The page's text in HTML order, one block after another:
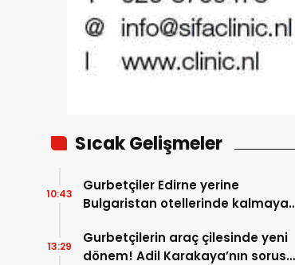
Sıcak Gelişmeler
Gurbetçiler Edirne yerine
Bulgaristan otellerinde kalmaya
10:43
Gurbetçilerin araç çilesinde yeni
dönem! Adil Karakaya’nın sorusu
13:29